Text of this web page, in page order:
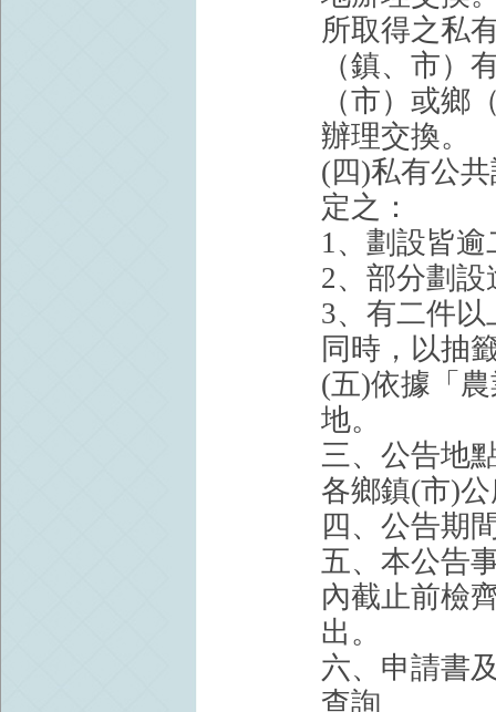
所取得之私
（鎮、市）
（市）或鄉
辦理交換。
(四)私有公
定之：
1、劃設皆
2、部分劃
3、有二件
同時，以抽
(五)依據「
地。
三、公告地
各鄉鎮(市)
四、公告期
五、本公告
內截止前檢
出。
六、申請書
查詢